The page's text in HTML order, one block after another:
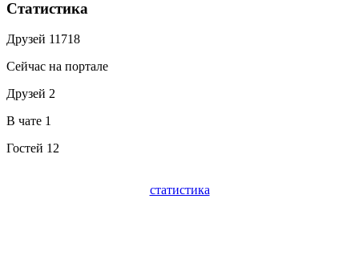
Статистика
Друзей 11718
Сейчас на портале
Друзей 2
В чате 1
Гостей 12
статистика